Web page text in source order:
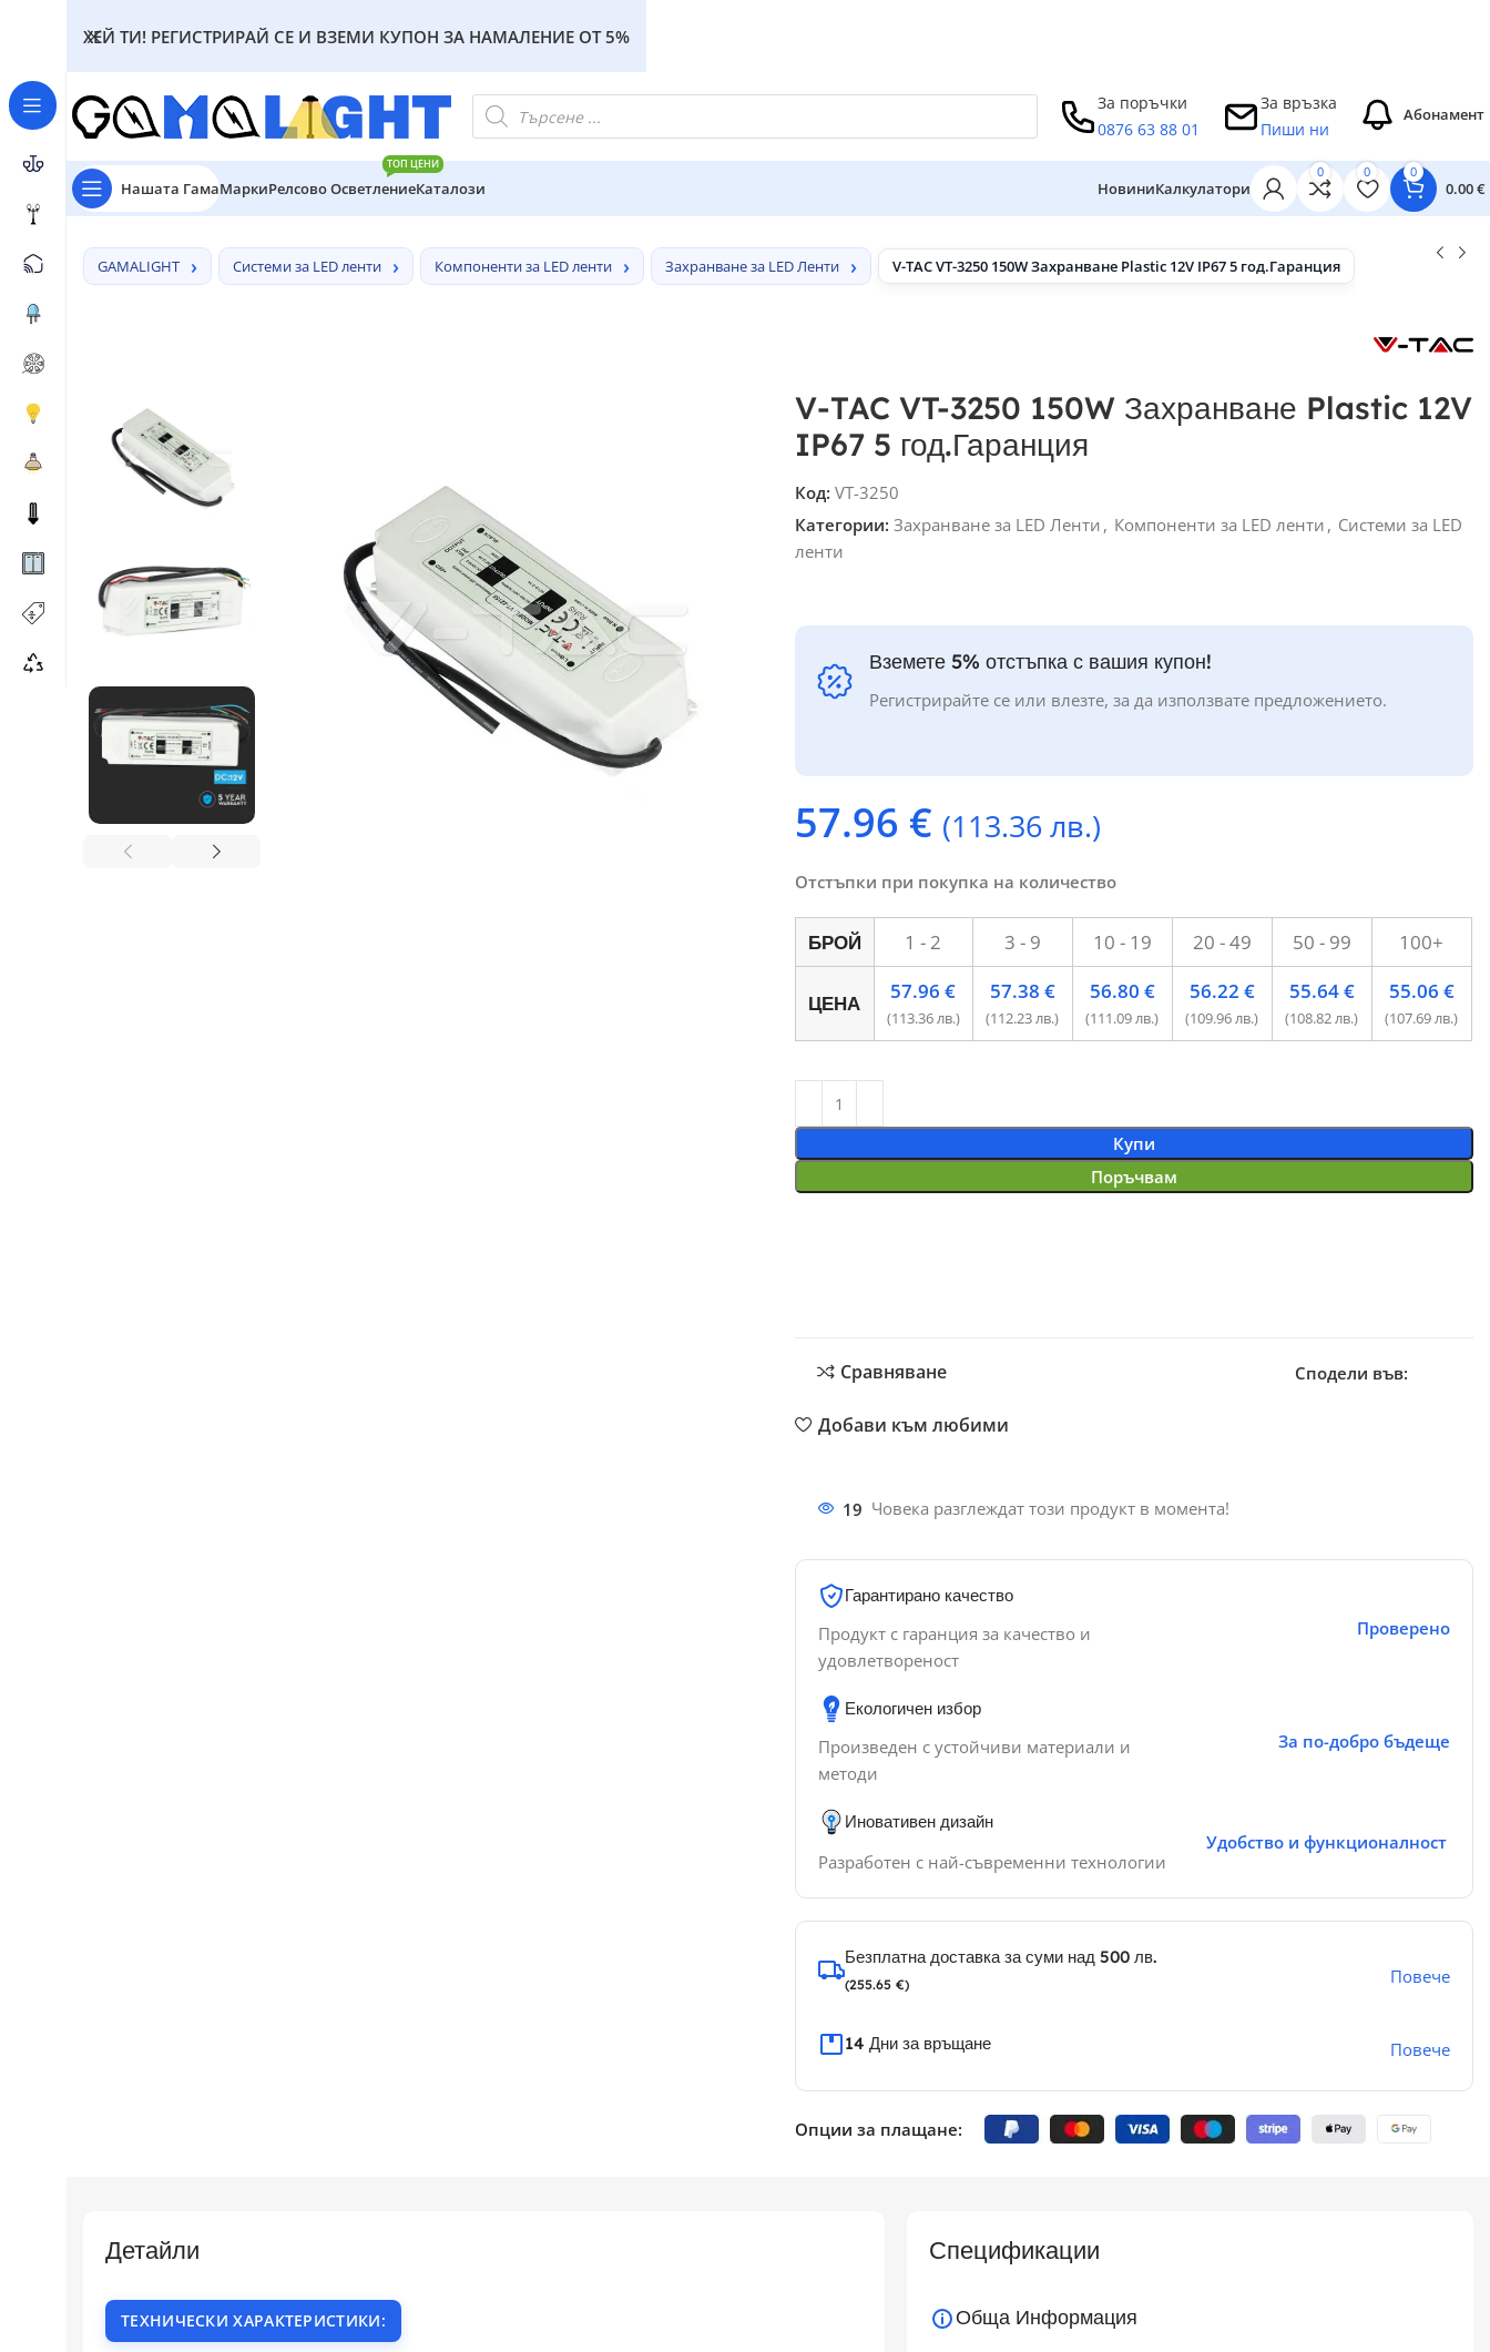
За поръчки
0876 63 88 01
За връзка
Пиши ни
Абонамент
Нашата ГамаМаркиРелсово Осветление
ТОП ЦЕНИ
Каталози НовиниКалкулатори
0

0

0
0.00€
GAMALIGHT Системи за LED ленти Компоненти за LED ленти Захранване за LED Ленти V-TAC VT-3250 150W Захранване Plastic 12V IP67 5 год.Гаранция
V-TAC VT-3250 150W Захранване Plastic 12V
IP67 5 год.Гаранция
Код: VT-3250
Категории: Захранване за LED Ленти , Компоненти за LED ленти , Системи за LED
ленти
Вземете 5% отстъпка с вашия купон!
Регистрирайте се или влезте, за да използвате предложението.
57.96 € (113.36 лв.)
Отстъпки при покупка на количество
БРОЙ 1 - 2 3 - 9 10 - 19 20 - 49 50 - 99 100+
ЦЕНА 57.96€
(113.36 лв.)
57.38 €
(112.23 лв.)
56.80 €
(111.09 лв.)
56.22 €
(109.96 лв.)
55.64€
(108.82 лв.)
55.06 €
(107.69 лв.)
Купи
Поръчвам
Сравняване
Добави към любими
Сподели във:
19 Човека разглеждат този продукт в момента!
Гарантирано качество
Продукт с гаранция за качество и
удовлетвореност
Проверено
Екологичен избор
Произведен с устойчиви материали и
методи
За по-добро бъдеще
Иновативен дизайн
Разработен с най-съвременни технологии
Удобство и функционалност
Безплатна доставка за суми над 500 лв.
(255.65 €) Повече
14 Дни за връщане Повече
Опции за плащане:
Детайли
ТЕХНИЧЕСКИ ХАРАКТЕРИСТИКИ:
Спецификации
Обща Информация
ХЕЙ ТИ! РЕГИСТРИРАЙ СЕ И ВЗЕМИ КУПОН ЗА НАМАЛЕНИЕ ОТ 5%